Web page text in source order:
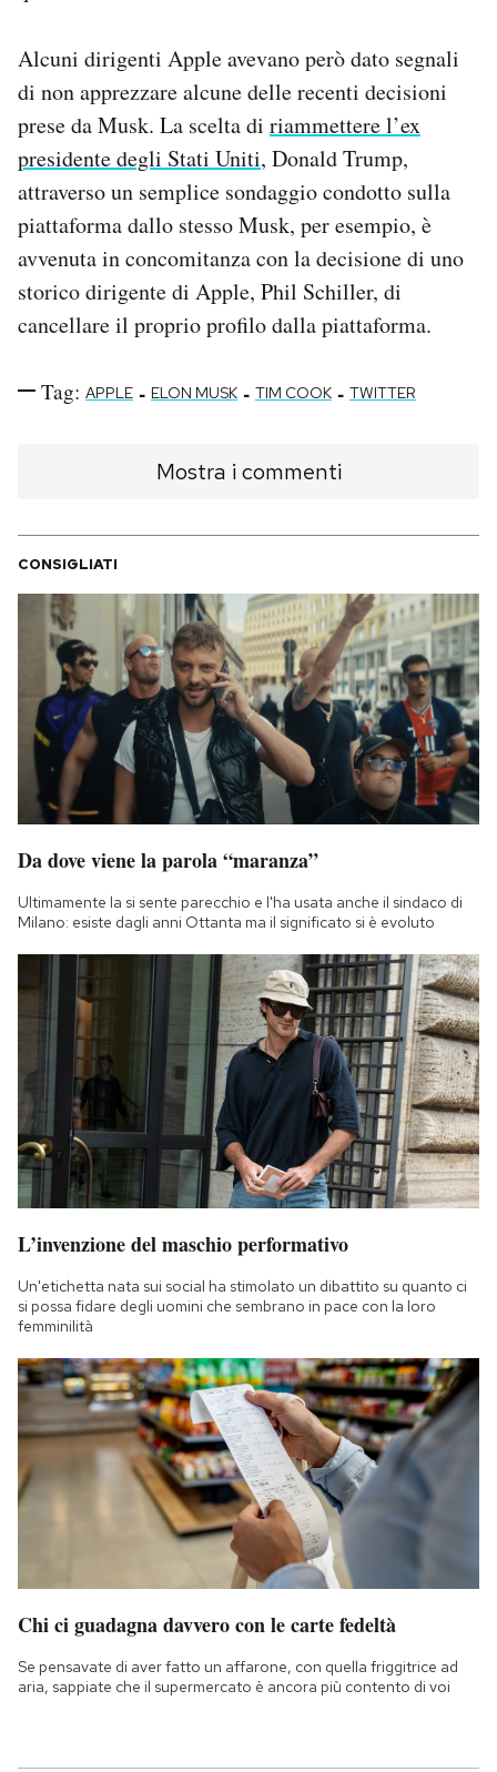
Alcuni dirigenti Apple avevano però dato segnali
di non apprezzare alcune delle recenti decisioni
prese da Musk. La scelta di riammettere l’ex
presidente degli Stati Uniti, Donald Trump,
attraverso un semplice sondaggio condotto sulla
piattaforma dallo stesso Musk, per esempio, è
avvenuta in concomitanza con la decisione di uno
storico dirigente di Apple, Phil Schiller, di
cancellare il proprio profilo dalla piattaforma.
Tag: APPLE - ELON MUSK - TIM COOK - TWITTER
Mostra i commenti
CONSIGLIATI
Da dove viene la parola “maranza”
Ultimamente la si sente parecchio e l'ha usata anche il sindaco di
Milano: esiste dagli anni Ottanta ma il significato si è evoluto
L’invenzione del maschio performativo
Un'etichetta nata sui social ha stimolato un dibattito su quanto ci
si possa fidare degli uomini che sembrano in pace con la loro
femminilità
Chi ci guadagna davvero con le carte fedeltà
Se pensavate di aver fatto un affarone, con quella friggitrice ad
aria, sappiate che il supermercato è ancora più contento di voi